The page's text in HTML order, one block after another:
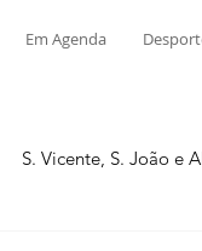
Em Agenda
S. Vicente, S. João e